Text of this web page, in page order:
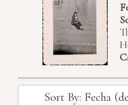
Sort By: Fecha